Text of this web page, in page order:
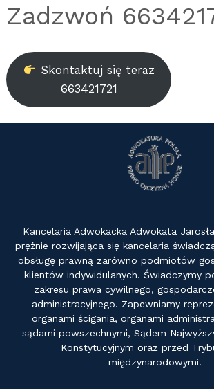
Zadzwoń
Skontaktuj się teraz
663421721
Kancelaria Adwokacka Adwokata
prężnie rozwijająca się kancelaria
obsługę prawną zarówno podmiotów
klientów indywidulanych. Świadczymy
zakresu prawa cywilnego,
administracyjnego. Zapewniamy
organami ścigania, organami
sądami powszechnymi, Sądem
Konstytucyjnym oraz przed
międzynarodowymi.